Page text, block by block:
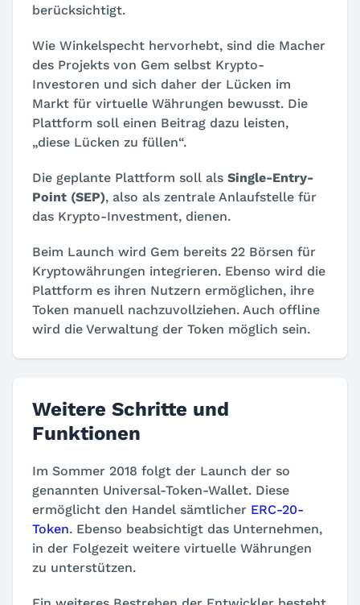
berücksichtigt.
Wie Winkelspecht hervorhebt, sind die Macher
des Projekts von Gem selbst Krypto-
Investoren und sich daher der Lücken im
Markt für virtuelle Währungen bewusst. Die
Plattform soll einen Beitrag dazu leisten,
„diese Lücken zu füllen“.
Die geplante Plattform soll als Single-Entry-
Point (SEP), also als zentrale Anlaufstelle für
das Krypto-Investment, dienen.
Beim Launch wird Gem bereits 22 Börsen für
Kryptowährungen integrieren. Ebenso wird die
Plattform es ihren Nutzern ermöglichen, ihre
Token manuell nachzuvollziehen. Auch offline
wird die Verwaltung der Token möglich sein.
Weitere Schritte und
Funktionen
Im Sommer 2018 folgt der Launch der so
genannten Universal-Token-Wallet. Diese
ermöglicht den Handel sämtlicher ERC-20-
Token. Ebenso beabsichtigt das Unternehmen,
in der Folgezeit weitere virtuelle Währungen
zu unterstützen.